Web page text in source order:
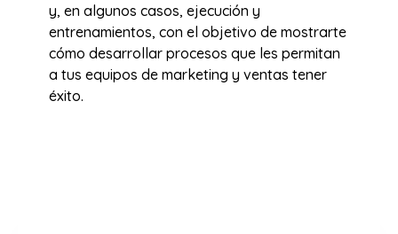
y, en algunos casos, ejecución y
entrenamientos, con el objetivo de mostrarte
cómo desarrollar procesos que les permitan
a tus equipos de marketing y ventas tener
éxito.